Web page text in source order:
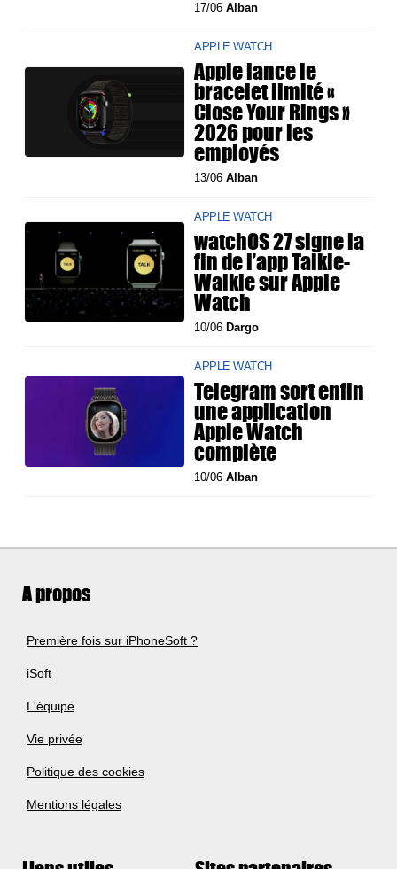
17/06Alban
APPLE WATCH
Apple lance le
bracelet limité «
Close Your Rings »
2026 pour les
employés
13/06Alban
APPLE WATCH
watchOS 27 signe la
fin de l’app Talkie-
Walkie sur Apple
Watch
10/06 Dargo
APPLE WATCH
Telegram sort enfin
une application
Apple Watch
complète
10/06Alban
A propos
Première fois sur iPhoneSoft ?
iSoft
L'équipe
Vie privée
Politique des cookies
Mentions légales